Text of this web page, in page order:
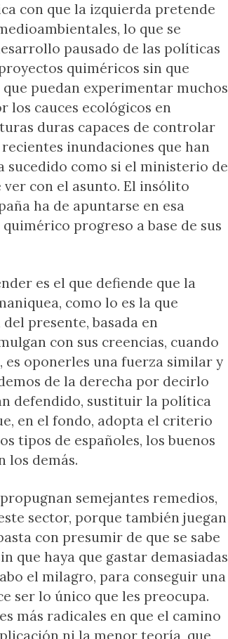
con que la izquierda pretende
lo que se
pausado de las políticas
quiméricos sin que
puedan experimentar muchos
los cauces ecológicos en
duras capaces de controlar
inundaciones que han
sucedido como si el ministerio de
con el asunto. El insólito
ha de apuntarse en esa
progreso a base de sus
es el que defiende que la
como lo es la que
presente, basada en
con sus creencias, cuando
es oponerles una fuerza similar y
de la derecha por decirlo
defendido, sustituir la política
en el fondo, adopta el criterio
tipos de españoles, los buenos
los demás.
semejantes remedios,
sector, porque también juegan
con presumir de que se sabe
que haya que gastar demasiadas
el milagro, para conseguir una
ser lo único que les preocupa.
más radicales en que el camino
ni la menor teoría, que